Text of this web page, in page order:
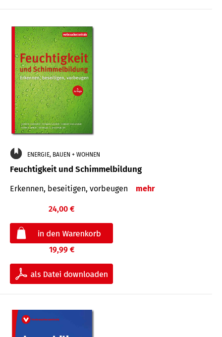
ENERGIE, BAUEN + WOHNEN
Feuchtigkeit und Schimmelbildung
Erkennen, beseitigen, vorbeugen mehr
24,00 €
19,99 €